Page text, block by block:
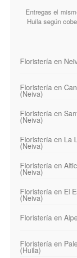
Entregas el
Huila según
Floristería en
Floristería en
(Neiva)
Floristería en
(Neiva)
Floristería en La
(Neiva)
Floristería en
(Neiva)
Floristería en El
(Neiva)
Floristería en
Floristería en
(Huila)